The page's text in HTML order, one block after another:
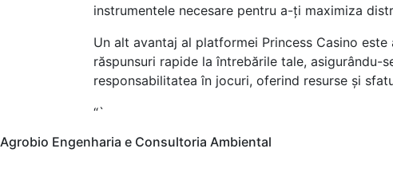
instrumentele necesare pentru a-ți maximiza
Un alt avantaj al platformei Princess Casino
răspunsuri rapide la întrebările tale,
responsabilitatea în jocuri, oferind resurse și
“`
Agrobio Engenharia e Consultoria Ambiental